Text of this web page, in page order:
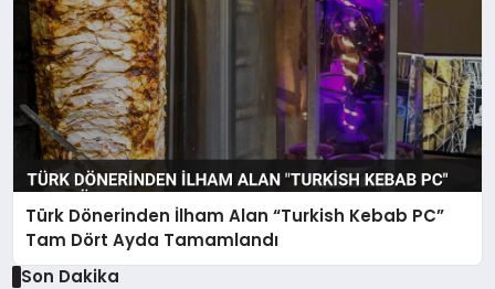
Türk Dönerinden İlham Alan “Turkish Kebab PC”
Tam Dört Ayda Tamamlandı
Son Dakika